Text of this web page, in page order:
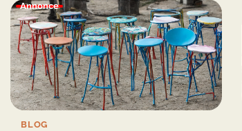
Annonce
BLOG